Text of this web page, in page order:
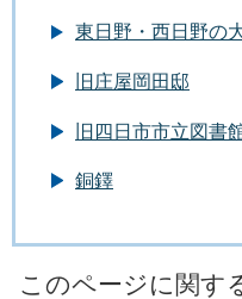
東日野・西日野の
旧庄屋岡田邸
旧四日市市立図書
銅鐸
このページに関す